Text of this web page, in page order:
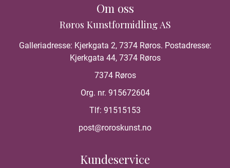
Om oss
Røros Kunstformidling AS
Galleriadresse: Kjerkgata 2, 7374 Røros. Postadresse:
Kjerkgata 44, 7374 Røros
7374 Røros
Org. nr. 915672604
Tlf: 91515153
post@roroskunst.no
Kundeservice